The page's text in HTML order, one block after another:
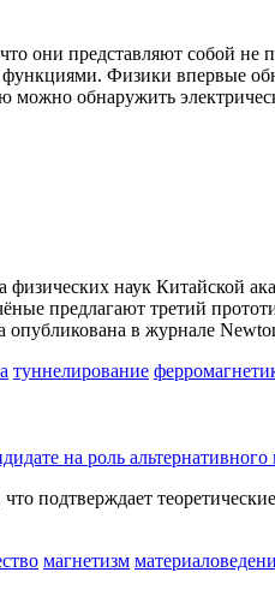
они представляют собой не
Физики впервые
можно обнаружить
наук Китайской
предлагают третий
в журнале
туннелирование
на роль альтернативного
подтверждает
магнетизм